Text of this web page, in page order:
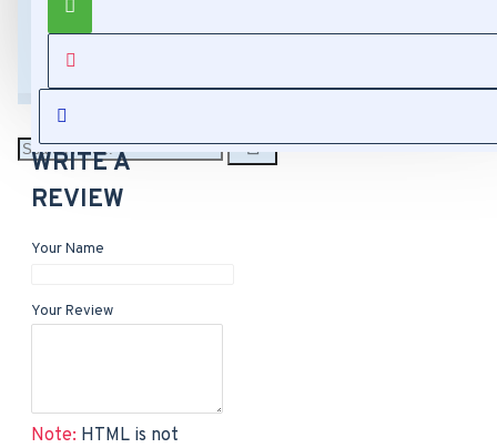
kèm máy
hút bụi
REVIEWS
WRITE A
REVIEW
Your Name
Your Review
Note: HTML is not